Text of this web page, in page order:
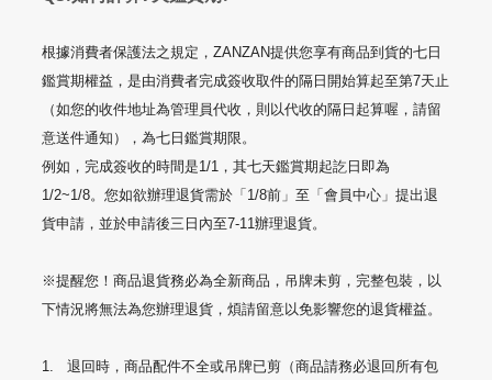
根據消費者保護法之規定，ZANZAN提供您享有商品到貨的七日
鑑賞期權益，是由消費者完成簽收取件的隔日開始算起至第7天止
（如您的收件地址為管理員代收，則以代收的隔日起算喔，請留
意送件通知），為七日鑑賞期限。
例如，完成簽收的時間是1/1 ，其七天鑑賞期起訖日即為
1/2~1/8。您如欲辦理退貨需於「 1/8前」至「會員中心」提出退
貨申請，並於申請後三日內至7-11辦理退貨。
※提醒您！商品退貨務必為全新商品，吊牌未剪，完整包裝，以
下情況將無法為您辦理退貨，煩請留意以免影響您的退貨權益。
1.
退回時，商品配件不全或吊牌已剪（商品請務必退回所有包